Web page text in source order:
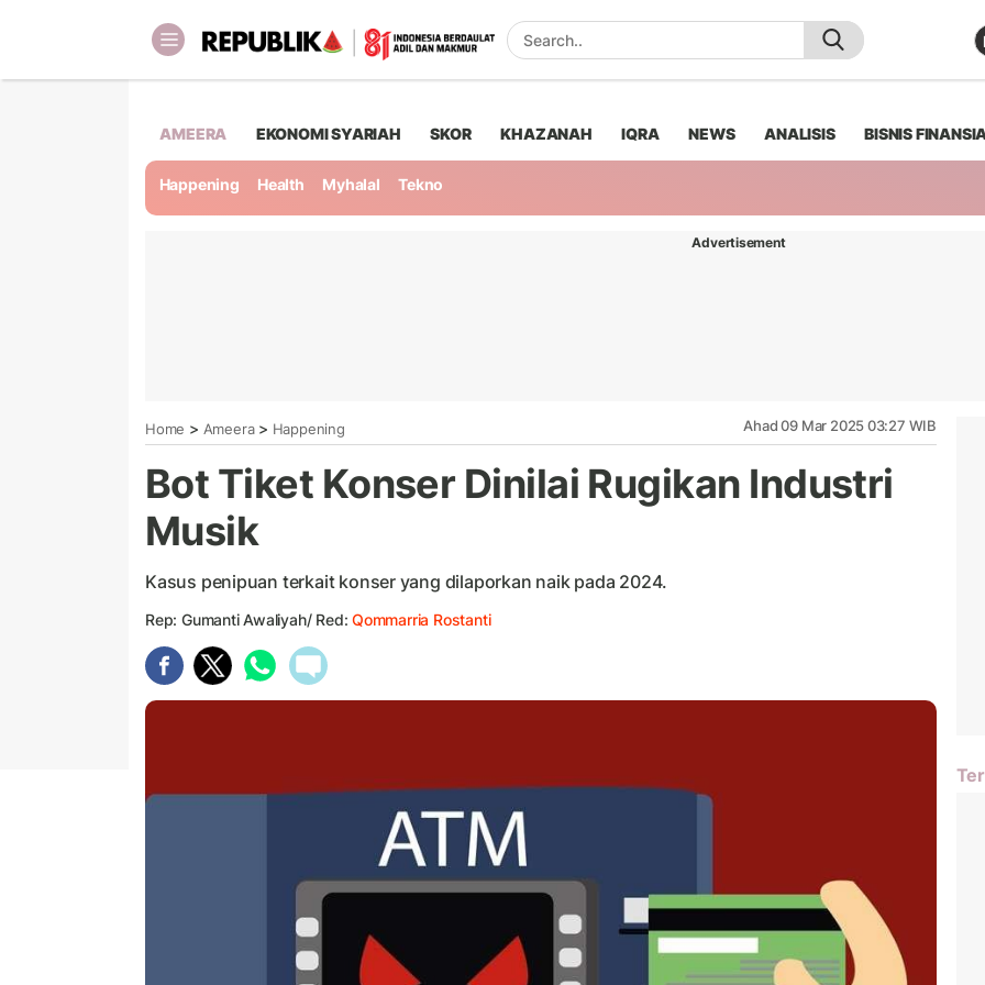
AMEERA EKONOMI SYARIAH SKOR KHAZANAH IQRA NEWS ANALISIS BISNIS
Happening Health Myhalal Tekno
Advertisement
Home > Ameera> Happening Ahad 09 Mar 2025 03:27 WIB
Bot Tiket Konser Dinilai Rugikan Industri
Musik
Kasus penipuan terkait konser yang dilaporkan naik pada 2024.
Rep: Gumanti Awaliyah/ Red:Qommarria Rostanti